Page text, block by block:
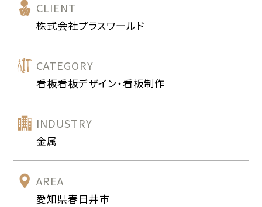
CLIENT
株式会社プラスワールド
CATEGORY
看板看板デザイン・看板制作
INDUSTRY
金属
AREA
愛知県春日井市